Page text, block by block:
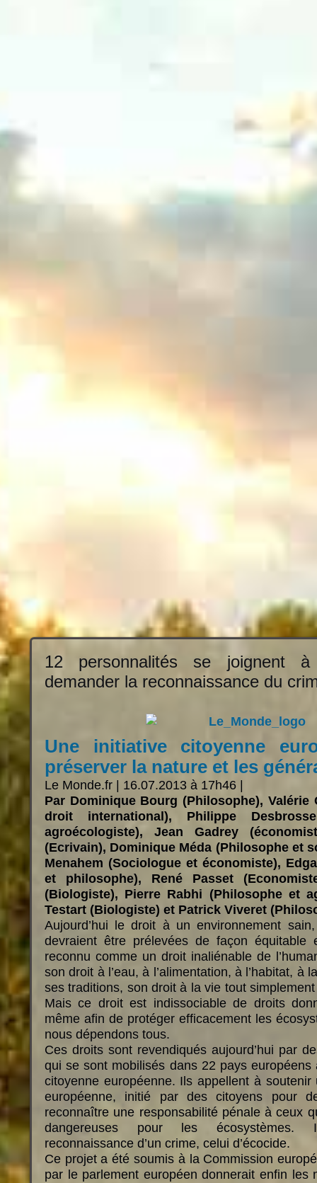
12 personnalités se joignent
demander la reconnaissance du
Une initiative citoyenne
préserver la nature et les
Le Monde.fr | 16.07.2013 à 17h46 |
Par Dominique Bourg (Philosophe), Valérie
droit international), Philippe
agroécologiste), Jean Gadrey
(Ecrivain), Dominique Méda (Philosophe et
Menahem (Sociologue et économiste),
et philosophe), René Passet
(Biologiste), Pierre Rabhi (Philosophe et
Testart (Biologiste) et Patrick Viveret
Aujourd’hui le droit à un environnement
devraient être prélevées de façon équitable
reconnu comme un droit inaliénable de
son droit à l’eau, à l’alimentation, à l’habitat, à
ses traditions, son droit à la vie tout
Mais ce droit est indissociable de droits
même afin de protéger efficacement les
nous dépendons tous.
Ces droits sont revendiqués aujourd’hui par
qui se sont mobilisés dans 22 pays européens
citoyenne européenne. Ils appellent à
européenne, initié par des citoyens pour
reconnaître une responsabilité pénale à ceux
dangereuses pour les écosystèmes.
reconnaissance d’un crime, celui d’écocide.
Ce projet a été soumis à la Commission
par le parlement européen donnerait enfin les